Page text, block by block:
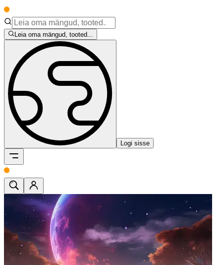
Leia oma mängud, tooted...
Logi sisse